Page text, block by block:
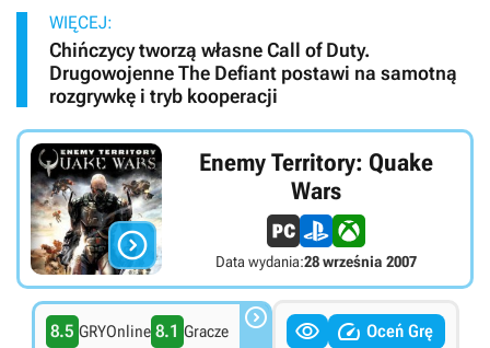
WIĘCEJ:
Chińczycy tworzą własne Call of Duty.
Drugowojenne The Defiant postawi na samotną
rozgrywkę i tryb kooperacji

Enemy Territory: Quake
Wars
Data wydania:28 września 2007
8.5 GRYOnline 8.1 Gracze    Oceń Grę